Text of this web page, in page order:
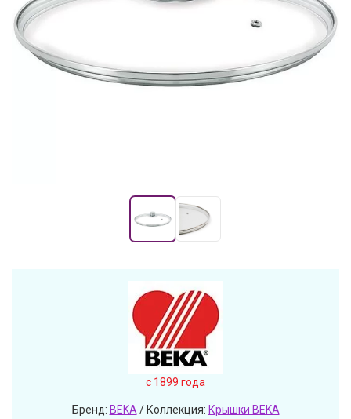
c 1899 года
Бренд: BEKA/ Коллекция: Крышки BEKA